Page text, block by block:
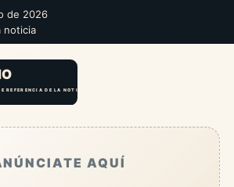
de 2026
noticia
AQUÍ